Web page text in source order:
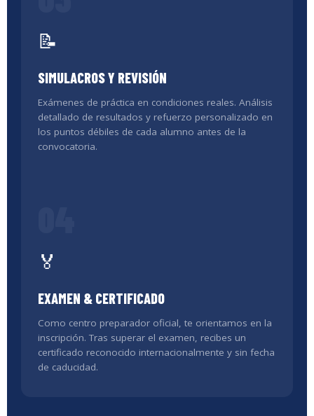
📝
SIMULACROS Y REVISIÓN
Exámenes de práctica en condiciones reales. Análisis
detallado de resultados y refuerzo personalizado en
los puntos débiles de cada alumno antes de la
convocatoria.
🏅
EXAMEN & CERTIFICADO
Como centro preparador oficial, te orientamos en la
inscripción. Tras superar el examen, recibes un
certificado reconocido internacionalmente y sin fecha
de caducidad.